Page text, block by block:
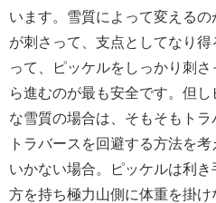
います。雪質によって変える
が刺さって、支点としてなり
って、ピッケルをしっかり刺
ら進むのが最も安全です。但
な雪質の場合は、そもそもト
トラバースを回避する方法を
いかない場合。ピッケルは利
方を持ち極力山側に体重を掛